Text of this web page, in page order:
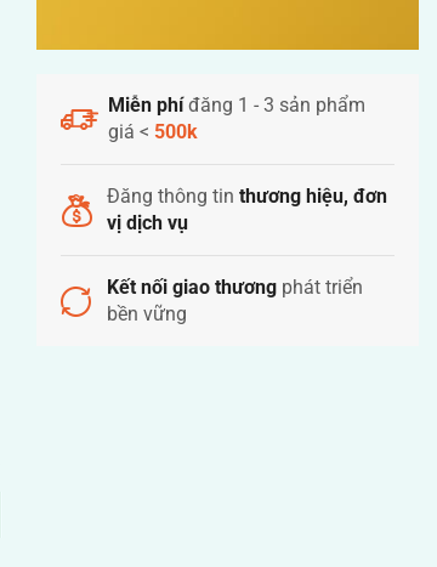
Miễn phíđăng 1 - 3 sản phẩm
giá < 500k
Đăng thông tin thương hiệu, đơn
vị dịch vụ
Kết nối giao thươngphát triển
bền vững